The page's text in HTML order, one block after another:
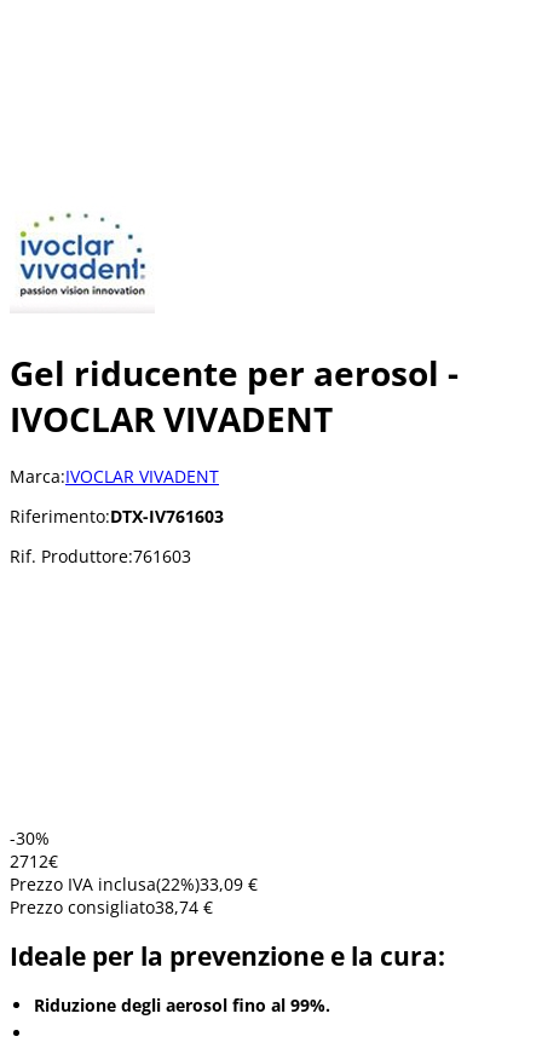
Gel riducente per aerosol -
IVOCLAR VIVADENT
Marca:IVOCLAR VIVADENT
Riferimento:DTX-IV761603
Rif. Produttore:761603
-30%
2712€
Prezzo IVA inclusa(22%)33,09 €
Prezzo consigliato38,74 €
Ideale per la prevenzione e la cura:
Riduzione degli aerosol fino al 99%.